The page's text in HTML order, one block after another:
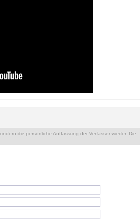
die persönliche Auffassung der Verfasser wieder. Die